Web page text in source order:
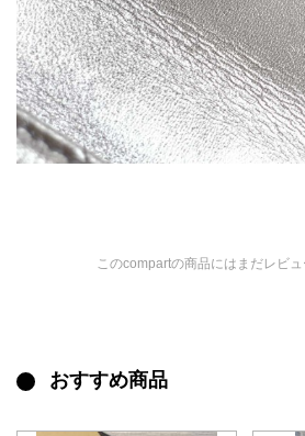
このcompartの商品にはまだレビ
おすすめ商品